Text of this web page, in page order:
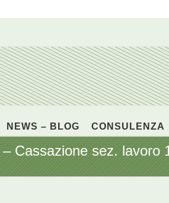
NEWS – BLOG CONSULENZA
Cassazione sez. lavoro